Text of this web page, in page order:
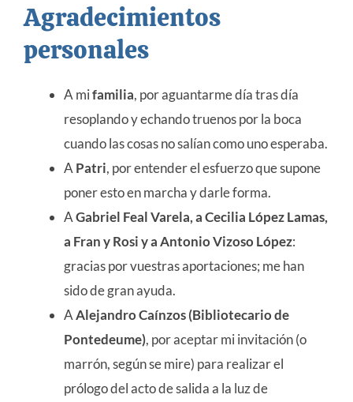
Agradecimientos
personales
A mifamilia, por aguantarme día tras día
resoplando y echando truenos por la boca
cuando las cosas no salían como uno esperaba.
A Patri, por entender el esfuerzo que supone
poner esto en marcha y darle forma.
AGabriel Feal Varela, a Cecilia López Lamas,
a Fran y Rosi y a Antonio Vizoso López:
gracias por vuestras aportaciones; me han
sido de gran ayuda.
AAlejandro Caínzos (Bibliotecario de
Pontedeume), por aceptar mi invitación (o
marrón, según se mire) para realizar el
prólogo del acto de salida a la luz de